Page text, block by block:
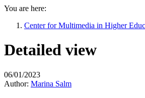
You are here:
Center for Multimedia in Higher
Detailed view
06/01/2023
Author: Marina Salm